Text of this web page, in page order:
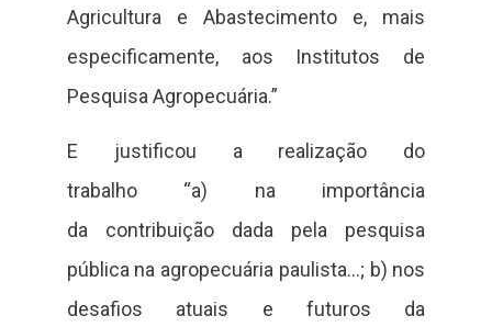
Agricultura e Abastecimento e, mais
especificamente, aos Institutos de
Pesquisa Agropecuária.”
E justificou a realização do
trabalho “a) na importância
da contribuição dada pela pesquisa
pública na agropecuária paulista…; b) nos
desafios atuais e futuros da